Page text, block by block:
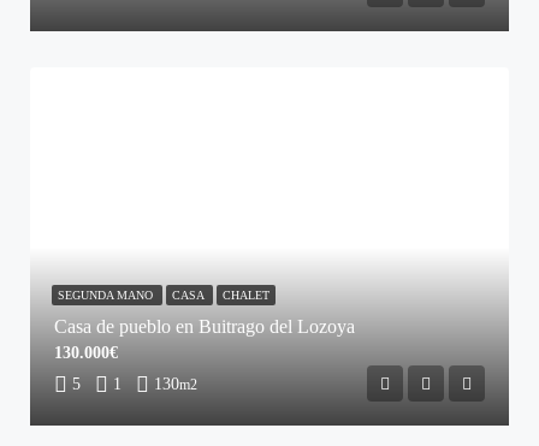
Casa de pueblo en Buitrago del Lozoya
5 1 130m2
130.000€
SEGUNDA MANO CASA CHALET